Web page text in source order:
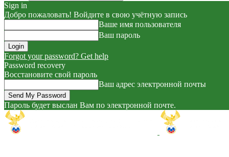
Sign in
Добро пожаловать! Войдите в свою учётную запись
Ваше имя пользователя
Ваш пароль
Forgot your password? Get help
Password recovery
Восстановите свой пароль
Ваш адрес электронной почты
Пароль будет выслан Вам по электронной почте.